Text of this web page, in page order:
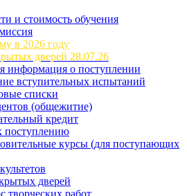
и стоимость обучения
в 2026 году
дверей 28.07.26
информация о поступлении
вступительных испытаний
списки
(общежитие)
кредит
поступлению
курсы (для поступающих
дверей
творческих работ